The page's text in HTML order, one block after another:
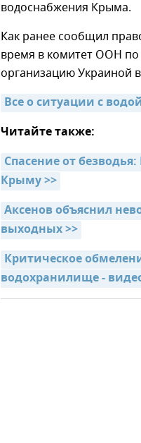
водоснабжения Крыма.
Как ранее сообщил
время в комитет ООН по
организацию Украиной
Все о ситуации с
Читайте также:
Спасение от
Крыму >>
Аксенов объяснил
выходных >>
Критическое
водохранилище -